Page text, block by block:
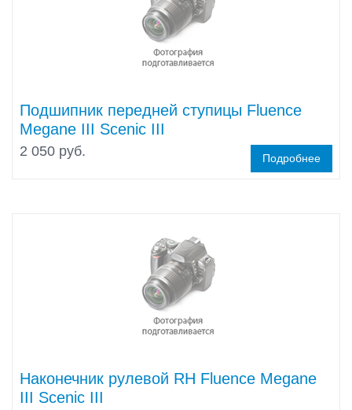
Подшипник передней ступицы Fluence
Megane III Scenic III
2 050 руб. Подробнее
Наконечник рулевой RH Fluence Megane
III Scenic III